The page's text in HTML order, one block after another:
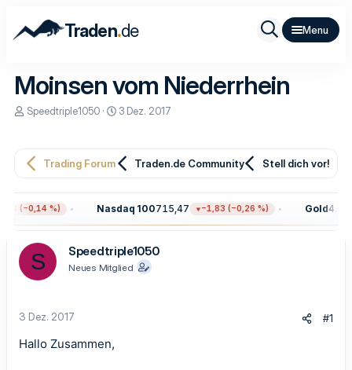
Traden.de
Moinsen vom Niederrhein
E
e
r
Speedtriple1050
E
e
a
m
3 Dez. 2017
Trading Forum Traden.de Community Stell dich vor!
(−0,14 %) Nasdaq 100715,47 −1,83 (−0,26 %) Gold
S Speedtriple1050
Neues Mitglied
3 Dez. 2017 #1
Hallo Zusammen,